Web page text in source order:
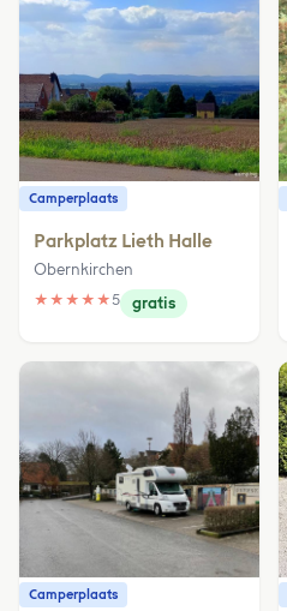
Camperplaats
Parkplatz Lieth Halle
Obernkirchen
★ ★ ★ ★ ★5 gratis
Camperplaats